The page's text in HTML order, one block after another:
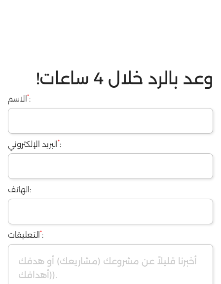
وعد بالرد خلال 4 ساعات!
الاسم *:
البريد الإلكتروني *:
الهاتف:
التعليقات *: